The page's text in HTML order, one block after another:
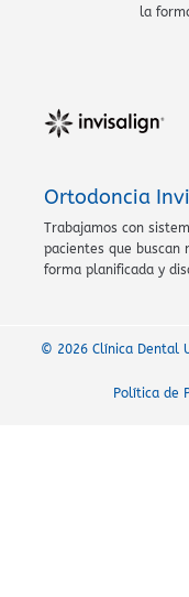
la
Ortodoncia
Trabajamos con
pacientes que buscan
forma planificada y
© 2026 Clínica Dental
Política de